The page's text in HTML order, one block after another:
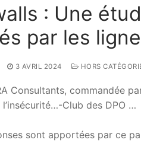
: Une
par les
3 AVRIL 2024 HORS
Consultants, commandée
l’insécurité…-Club des DPO …
sont apportées par ce